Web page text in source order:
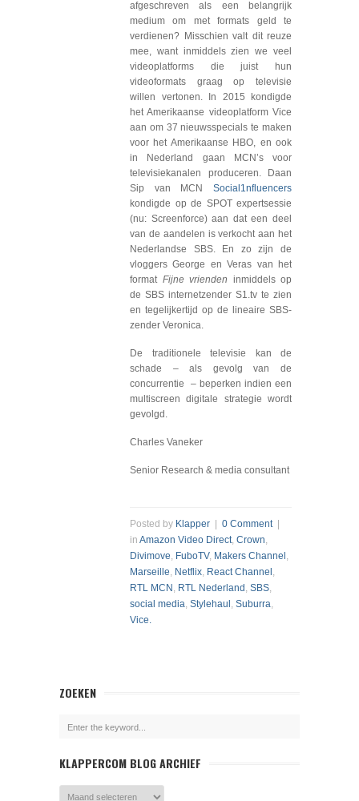
afgeschreven als een belangrijk
medium om met formats geld te
verdienen? Misschien valt dit reuze
mee, want inmiddels zien we veel
videoplatforms die juist hun
videoformats graag op televisie
willen vertonen. In 2015 kondigde
het Amerikaanse videoplatform Vice
aan om 37 nieuwsspecials te maken
voor het Amerikaanse HBO, en ook
in Nederland gaan MCN’s voor
televisiekanalen produceren. Daan
Sip van MCN Social1nfluencers
kondigde op de SPOT expertsessie
(nu: Screenforce) aan dat een deel
van de aandelen is verkocht aan het
Nederlandse SBS. En zo zijn de
vloggers George en Veras van het
format Fijne vrienden inmiddels op
de SBS internetzender S1.tv te zien
en tegelijkertijd op de lineaire SBS-
zender Veronica.
De traditionele televisie kan de
schade – als gevolg van de
concurrentie – beperken indien een
multiscreen digitale strategie wordt
gevolgd.
Charles Vaneker
Senior Research & media consultant
Posted by Klapper 0 Comment|
in Amazon Video Direct, Crown,
Divimove, FuboTV, Makers Channel ,
Marseille, Netflix, React Channel ,
RTL MCN , RTL Nederland , SBS,
social media, Stylehaul , Suburra,
Vice.
ZOEKEN
KLAPPERCOM BLOG ARCHIEF